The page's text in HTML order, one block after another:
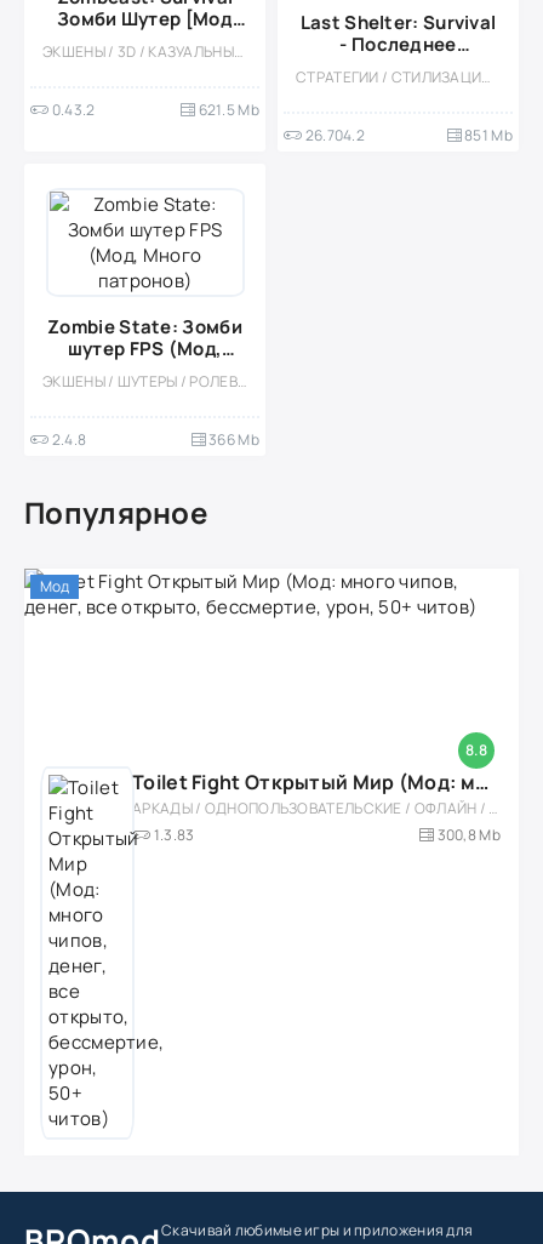
Зомби Шутер [Мод
много денег]
ЭКШЕНЫ / 3D / КАЗУАЛЬНЫЕ / ШУТЕРЫ / ОДНОПОЛЬЗОВАТЕЛЬСКИЕ / СТИЛИЗАЦИЯ / ОФЛАЙН / ЗОМБИ / АПОКАЛИПСИС / ВЫЖИВАНИЕ / БОЛЬШАЯ / МОД
0.43.2 621.5 Mb
Last Shelter: Survival
- Последнее
Убежище (Мод, Всё
открыто)
СТРАТЕГИИ / СТИЛИЗАЦИЯ / ОДНОПОЛЬЗОВАТЕЛЬСКИЕ / ЗОМБИ / 3D / МОД / ПРИВАТКИ / ВЫЖИВАНИЕ
26.704.2 851 Mb
Zombie State: Зомби
шутер FPS (Мод,
Много патронов)
ЭКШЕНЫ / ШУТЕРЫ / РОЛЕВЫЕ / ПРИКЛЮЧЕНИЕ / ОДНОПОЛЬЗОВАТЕЛЬСКИЕ / СТИЛИЗАЦИЯ / ЗОМБИ / РОГАЛИК / ОТ ПЕРВОГО ЛИЦА / МОД / ВСТРОЕННЫЙ КЕШ / 3D / БОЛЬШАЯ
2.4.8 366 Mb
Популярное
8.8
Мод
Toilet Fight Открытый Мир (Мод: много чипов, денег, все открыто, бессмертие, урон, 50+ читов)
АРКАДЫ / ОДНОПОЛЬЗОВАТЕЛЬСКИЕ / ОФЛАЙН / МОД / РОЛЕВЫЕ / ШУТЕРЫ / ОТКРЫТЫЙ МИР / ВСТРОЕННЫЙ КЕШ / 3D / ЭКШЕНЫ / ТУАЛЕТНЫЕ ВОЙНЫ / ДЛЯ ДЕТЕЙ
1.3.83
300,8 Mb
Скачивай любимые игрыи приложения для